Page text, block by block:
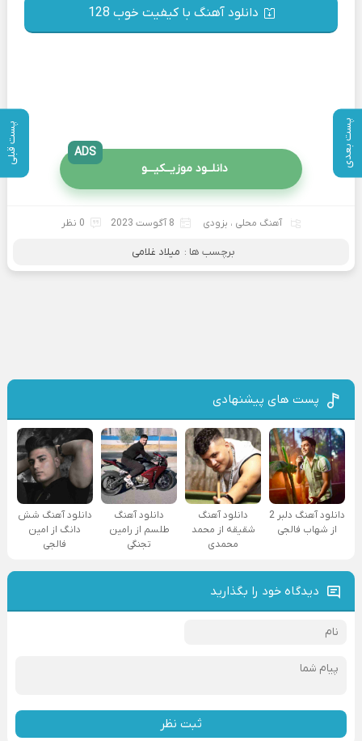
پست بعدی پست قبلی
دانلود آهنگ با کیفیت خوب 128
دانلــود موزیــکیـــو
ADS
آهنگ محلی ، بزودی 8 آگوست 2023 0 نظر
برچسب ها : میلاد غلامی
پست های پیشنهادی
دانلود آهنگ دلبر 2
از شهاب فالجی
دانلود آهنگ
شقیقه از محمد
محمدی
دانلود آهنگ
طلسم از رامین
تجنگی
دانلود آهنگ شش
دانگ از امین
فالجی
دیدگاه خود را بگذارید
ثبت نظر